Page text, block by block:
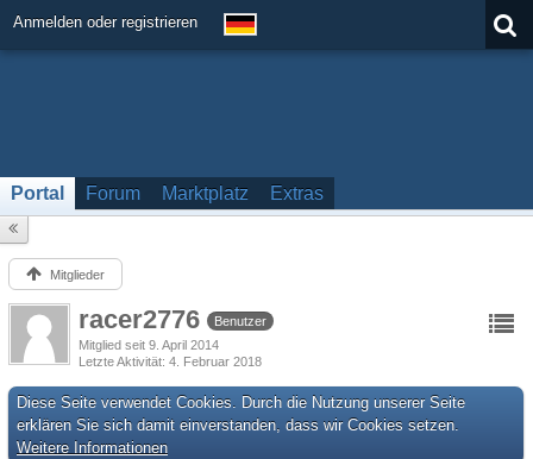
Anmelden oder registrieren
Portal Forum Marktplatz Extras
Mitglieder
racer2776
Benutzer
Mitglied seit 9. April 2014
Letzte Aktivität 4. Februar 2018
Diese Seite verwendet Cookies. Durch die Nutzung unserer Seite
erklären Sie sich damit einverstanden, dass wir Cookies setzen.
Weitere Informationen